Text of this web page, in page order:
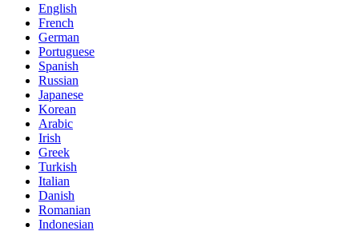
English
French
German
Portuguese
Spanish
Russian
Japanese
Korean
Arabic
Irish
Greek
Turkish
Italian
Danish
Romanian
Indonesian